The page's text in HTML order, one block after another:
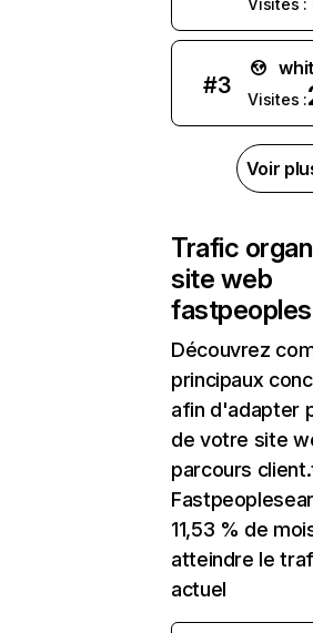
Visites :
#3
Visites :
Voir
Trafic
site web
Découvrez
principaux
afin d'adapter
de votre site
parcours
11,53 % de
atteindre le
actuel